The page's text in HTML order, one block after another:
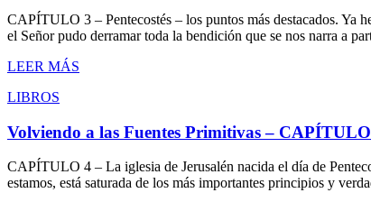
CAPÍTULO 3 – Pentecostés – los puntos más destacados. Ya
el Señor pudo derramar toda la bendición que se nos narra a
LEER MÁS
LIBROS
Volviendo a las Fuentes Primitivas –
CAPÍTULO 4 – La iglesia de Jerusalén nacida el día de
estamos, está saturada de los más importantes principios y